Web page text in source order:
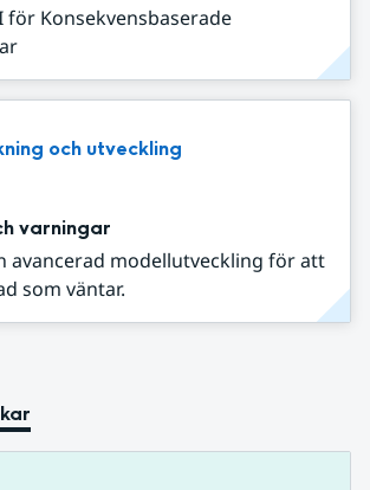
för Konsekvensbaserade
och utveckling
varningar
avancerad modellutveckling för att
som väntar.